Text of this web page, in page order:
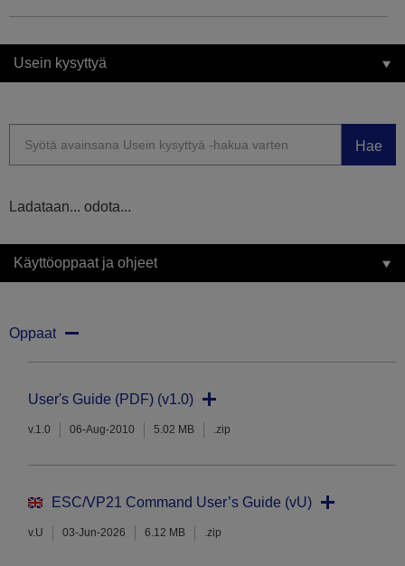
Usein kysyttyä
Hae
Ladataan... odota...
Käyttöoppaat ja ohjeet
Oppaat
User's Guide (PDF) (v1.0)
v.1.0 06-Aug-2010 5.02 MB .zip
ESC/VP21 Command User’s Guide (vU)
v.U 03-Jun-2026 6.12 MB .zip